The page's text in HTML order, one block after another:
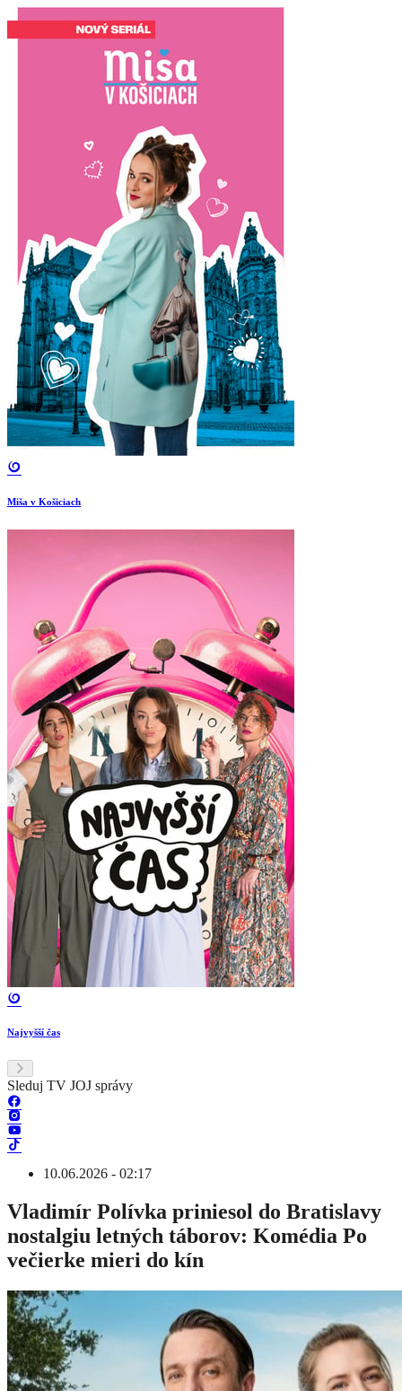
Miša v Košiciach
Najvyšší čas
Sleduj TV JOJ správy
10.06.2026 - 02:17
Vladimír Polívka priniesol do Bratislavy
nostalgiu letných táborov: Komédia Po
večierke mieri do kín